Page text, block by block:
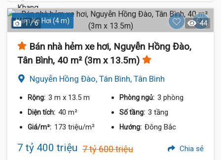
Hẻm Xe Hơi (4 m)
1 / 6 44
Bán nhà hẻm xe hơi, Nguyễn Hồng Đào,
Tân Bình, 40 m² (3m x 13.5m)
Nguyễn Hồng Đào, Tân Bình, Tân Bình
Rộng: 3 m x 13.5 m Phòng ngủ: 3 phòng
Diện tích: 40 m² Số tầng: 3 tầng
Giá/m²: 173 triệu/m² Hướng: Đông Bắc
7 tỷ 400 triệu 7 tỷ 600 triệu Chia sẻ